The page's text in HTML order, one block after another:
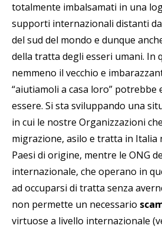
totalmente imbalsamati in una
supporti internazionali distanti
del sud del mondo e dunque
della tratta degli esseri umani. In
nemmeno il vecchio e
“aiutiamoli a casa loro” potrebbe
essere. Si sta sviluppando una
in cui le nostre Organizzazioni
migrazione, asilo e tratta in Italia
Paesi di origine, mentre le ONG
internazionale, che operano in
ad occuparsi di tratta senza
non permette un necessario
virtuose a livello internazionale